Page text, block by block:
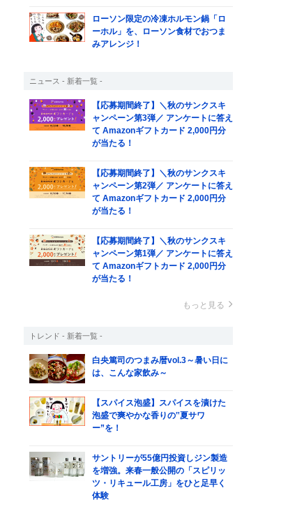
ローソン限定の冷凍ホルモン鍋「ロ
ーホル」を、ローソン食材でおつま
みアレンジ！
ニュース - 新着一覧 -
【応募期間終了】＼秋のサンクスキ
ャンペーン第3弾／ アンケートに答え
て Amazonギフトカード 2,000円分
が当たる！
【応募期間終了】＼秋のサンクスキ
ャンペーン第2弾／ アンケートに答え
て Amazonギフトカード 2,000円分
が当たる！
【応募期間終了】＼秋のサンクスキ
ャンペーン第1弾／ アンケートに答え
て Amazonギフトカード 2,000円分
が当たる！
もっと見る
トレンド - 新着一覧 -
白央篤司のつまみ暦vol.3～暑い日に
は、こんな家飲み～
【スパイス泡盛】スパイスを漬けた
泡盛で爽やかな香りの‟夏サワ
ー”を！
サントリーが55億円投資しジン製造
を増強。来春一般公開の「スピリッ
ツ・リキュール工房」をひと足早く
体験